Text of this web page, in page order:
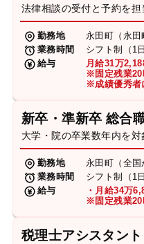
法律相談の受付と予約を担
勤務地
永田町（永田
業務時間
シフト制（1
給与
月給31万
※固定残業20
※成績優秀者
新卒・準新卒 総合
大学・院の卒業数年内を
勤務地
永田町（全国
業務時間
シフト制（1
給与
・月給34万
※固定残業20
税理士アシスタント